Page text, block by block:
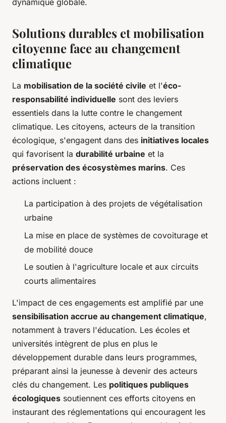
dynamique globale.
Solutions durables et mobilisation
citoyenne face au changement
climatique
La mobilisation de la société civile et l'éco-
responsabilité individuelle sont des leviers
essentiels dans la lutte contre le changement
climatique. Les citoyens, acteurs de la transition
écologique, s'engagent dans des initiatives locales
qui favorisent la durabilité urbaine et la
préservation des écosystèmes marins. Ces
actions incluent :
La participation à des projets de végétalisation
urbaine
La mise en place de systèmes de covoiturage et
de mobilité douce
Le soutien à l'agriculture locale et aux circuits
courts alimentaires
L'impact de ces engagements est amplifié par une
sensibilisation accrue au changement climatique,
notamment à travers l'éducation. Les écoles et
universités intègrent de plus en plus le
développement durable dans leurs programmes,
préparant ainsi la jeunesse à devenir des acteurs
clés du changement. Les politiques publiques
écologiques soutiennent ces efforts citoyens en
instaurant des réglementations qui encouragent les